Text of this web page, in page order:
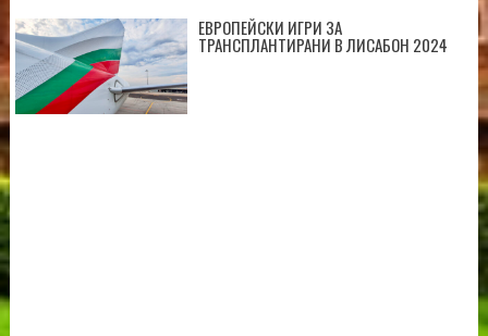
ЕВРОПЕЙСКИ ИГРИ ЗА
ТРАНСПЛАНТИРАНИ В ЛИСАБОН 2024